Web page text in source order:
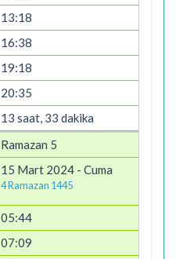
13:18
16:38
19:18
20:35
13 saat, 33 dakika
Ramazan 5
15 Mart 2024 - Cuma
4 Ramazan 1445
05:44
07:09